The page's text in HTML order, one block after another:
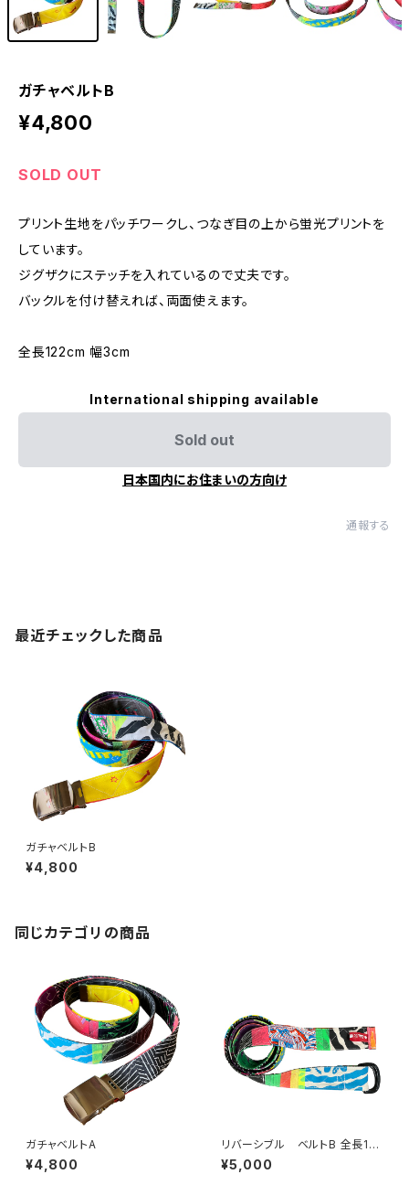
ガチャベルトB
¥4,800
SOLD OUT
プリント生地をパッチワークし、つなぎ目の上から蛍光プリントを
しています。
ジグザクにステッチを入れているので丈夫です。
バックルを付け替えれば、両面使えます。
全長122cm 幅3cm
International shipping available
Sold out
日本国内にお住まいの方向け
通報する
最近チェックした商品
ガチャベルトB
¥4,800
同じカテゴリの商品
ガチャベルトA
¥4,800
リバーシブル ベルトB 全長115
cm 幅3.8cm
¥5,000